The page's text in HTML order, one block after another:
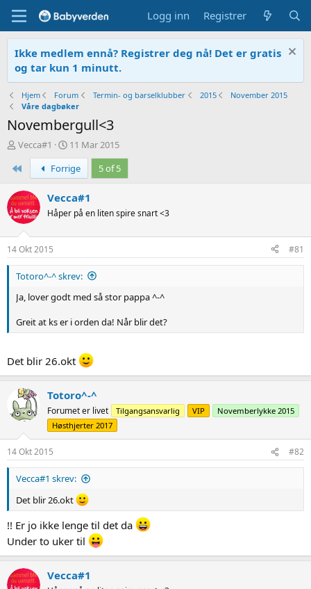
Logg inn Registrer
Ikke medlem ennå? Registrer deg nå! Det er gratis
og tar kun 1 minutt.
Hjem Forum Termin- og barselklubber 2015
November 2015
Våre dagbøker
Novembergull<3
T
å
s
t
a
r
t
e
r
Vecca#1
O
p
p
r
e
t
11 Mar 2015
Forrige 5 of 5
Vecca#1
Håper på en liten spire snart <3
14 Okt 2015 #81
Totoro^-^ skrev:
Ja, lover godt med så stor pappa ^-^
Greit at ks er i orden da! Når blir det?
Det blir 26.okt
Totoro^-^
Forumet er livet Tilgangsansvarlig VIP
Novemberlykke 2015
Høsthjerter 2017
14 Okt 2015 #82
Vecca#1 skrev:
Det blir 26.okt
!! Er jo ikke lenge til det da
Under to uker til
Vecca#1